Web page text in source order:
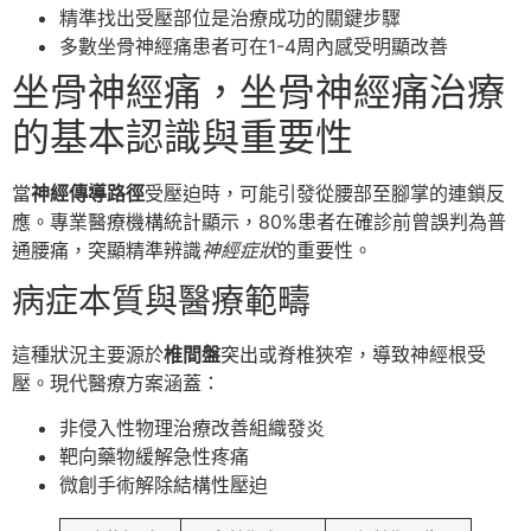
精準找出受壓部位是治療成功的關鍵步驟
多數坐骨神經痛患者可在1-4周內感受明顯改善
坐骨神經痛，坐骨神經痛治療
的基本認識與重要性
當神經傳導路徑受壓迫時，可能引發從腰部至腳掌的連鎖反
應。專業醫療機構統計顯示，80%患者在確診前曾誤判為普
通腰痛，突顯精準辨識神經症狀的重要性。
病症本質與醫療範疇
這種狀況主要源於椎間盤突出或脊椎狹窄，導致神經根受
壓。現代醫療方案涵蓋：
非侵入性物理治療改善組織發炎
靶向藥物緩解急性疼痛
微創手術解除結構性壓迫